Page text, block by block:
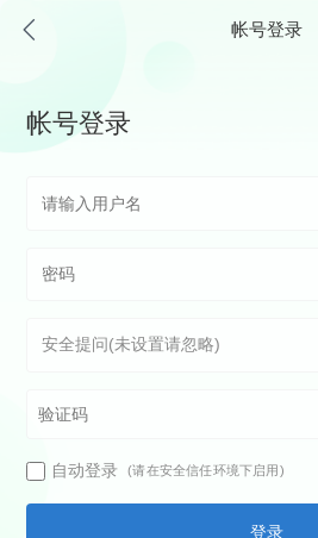
帐号登录
帐号登录
自动登录 (请在安全信任环境下启用)
登录